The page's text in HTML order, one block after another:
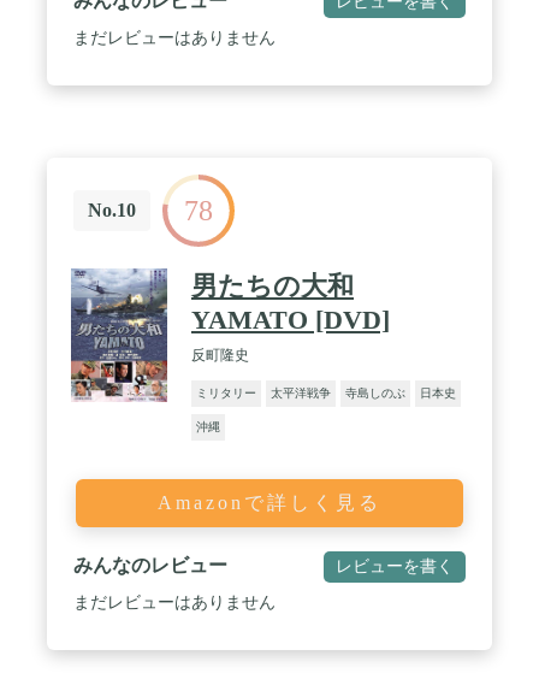
まだレビューはありません
No.10 78
男たちの大和
YAMATO [DVD]
反町隆史
ミリタリー 太平洋戦争 寺島しのぶ 日本史
沖縄
Amazonで詳しく見る
みんなのレビュー レビューを書く
まだレビューはありません